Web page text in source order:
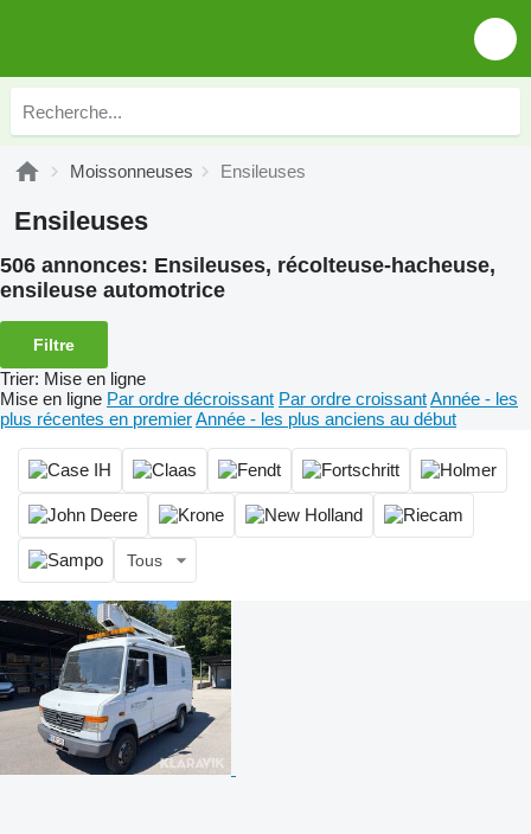
Moissonneuses Ensileuses
Ensileuses
506 annonces: Ensileuses, récolteuse-hacheuse,
ensileuse automotrice
Filtre
Trier: Mise en ligne
Mise en ligne Par ordre décroissant Par ordre croissantAnnée - les
plus récentes en premierAnnée - les plus anciens au début
Tous